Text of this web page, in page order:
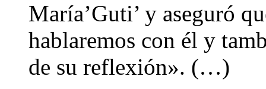
María’Guti’ y aseguró
hablaremos con él y
de su reflexión». (…)